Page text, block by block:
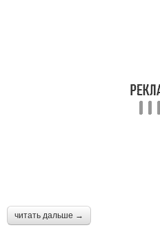
читать дальше →